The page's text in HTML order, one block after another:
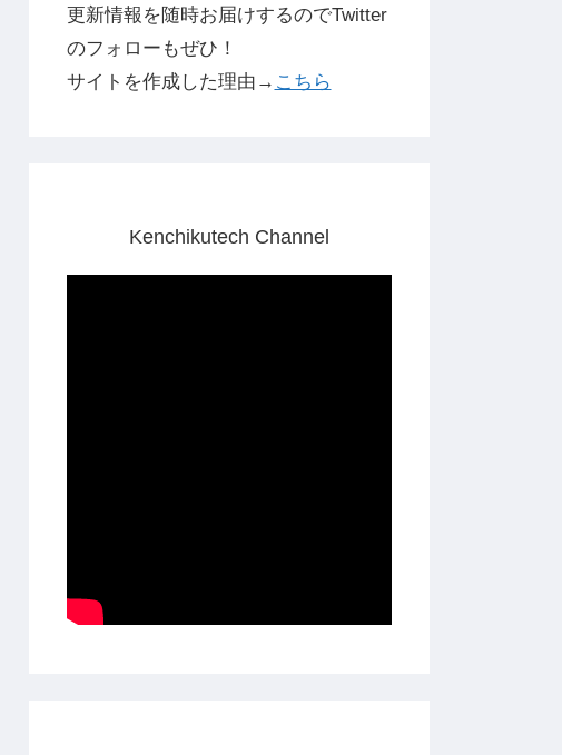
更新情報を随時お届けするのでTwitter
のフォローもぜひ！
サイトを作成した理由→ こちら
Kenchikutech Channel